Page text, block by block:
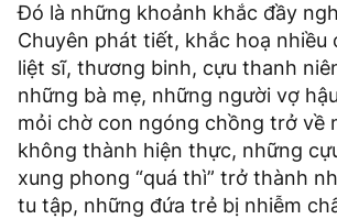
Đó là những khoảnh khắc đầy
Chuyên phát tiết, khắc hoạ nhiều
liệt sĩ, thương binh, cựu thanh
những bà mẹ, những người vợ
mỏi chờ con ngóng chồng trở về
không thành hiện thực, những
xung phong “quá thì” trở thành
tu tập, những đứa trẻ bị nhiễm